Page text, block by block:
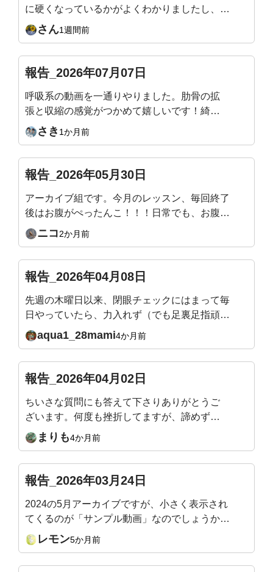
に硬くなっているかがよくわかりましたし、自
分の体が雑巾のようにしぼられて、なかなか生
活の中ではない動きで痛快でした！またアーカ
さん1週間前
報告_2026年07月07日
呼吸系の動画を一通りやりました。肋骨の拡
張と収縮の感覚がつかめて嬉しいです！綺麗
な姿勢になることが目的で入会したのでまだ
まだ継続頑張ります！
さき 1か月前
報告_2026年05月30日
アーカイブ組です。今月のレッスン、毎回終了
後はお腹がぺったんこ！！！日常でも、お腹の
感覚がわかるようになってきて嬉しいです。来
月のテーマもすごく楽しみです！
ニコ2か月前
報告_2026年04月08日
先週の木曜日以来、閉眼チェックにはまって毎
日やっていたら、力入れず（でも足裏足指頑張
る）立てるようになりました。頭の位置は？ス
ウェイバックになってない？とか確認しなが
始めて、ライブレッスンの度にカラダの気づき
があり、体力もついてきて嬉しい限りです。明
日も楽しみです。どうぞよろしくお願いいたし
ます🙇
aqua1_28mami4か月前
報告_2026年04月02日
ちいさな質問にも答えて下さりありがとうご
ざいます。何度も挫折してますが、諦めず自
分と向き合っています。お人柄もお手本です
🍀
まりも4か月前
報告_2026年03月24日
2024の5月アーカイブですが、小さく表示され
てくるのが「サンプル動画」なのでしょうか？
最近、アーカイブをBGM？のように、よく見
（聴い）ています。あぁそういうことか、、後
レモン5か月前